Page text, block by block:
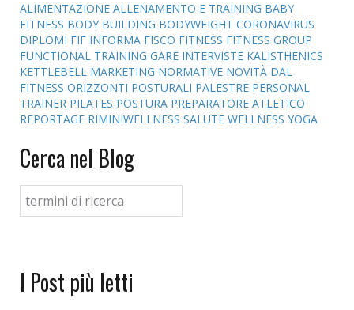
ALIMENTAZIONE ALLENAMENTO E TRAINING BABY
FITNESS BODY BUILDING BODYWEIGHT CORONAVIRUS
DIPLOMI FIF INFORMA FISCO FITNESS FITNESS GROUP
FUNCTIONAL TRAINING GARE INTERVISTE KALISTHENICS
KETTLEBELL MARKETING NORMATIVE NOVITÀ DAL
FITNESS ORIZZONTI POSTURALI PALESTRE PERSONAL
TRAINER PILATES POSTURA PREPARATORE ATLETICO
REPORTAGE RIMINIWELLNESS SALUTE WELLNESS YOGA
Cerca nel Blog
I Post più letti